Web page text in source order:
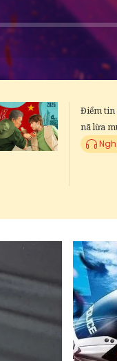
Điểm tin
nã lừa